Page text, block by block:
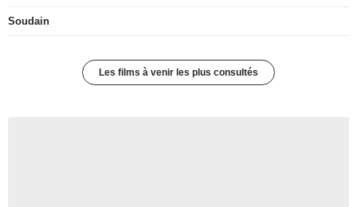
Soudain
Les films à venir les plus consultés